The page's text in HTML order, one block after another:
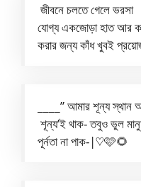
জীবনে চলতে গেলে ভরসা
যোগ্য একজোড়া হাত আর
করার জন্য কাঁধ খুবই
____” আমার শূন্য স্থান
শূন্য’ই থাক- তবুও ভুল
পূর্নতা না পাক-|♡🩷🌻